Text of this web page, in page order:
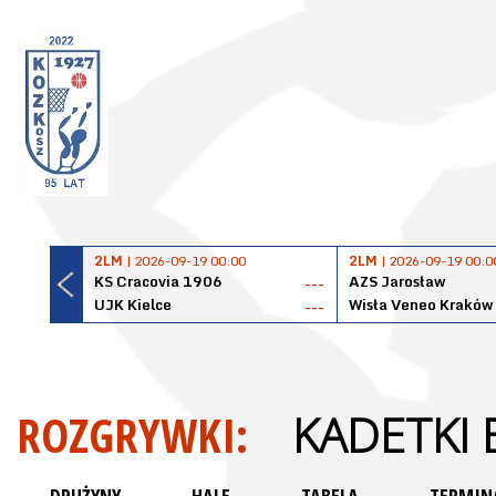
2LM | 2026-09-19 00:00
KS Cracovia 1906
---
UJK Kielce
---
2LM | 2026-09-19
AZS Jarosław
Wisła Veneo Kraków
ROZGRYWKI: KADETKI